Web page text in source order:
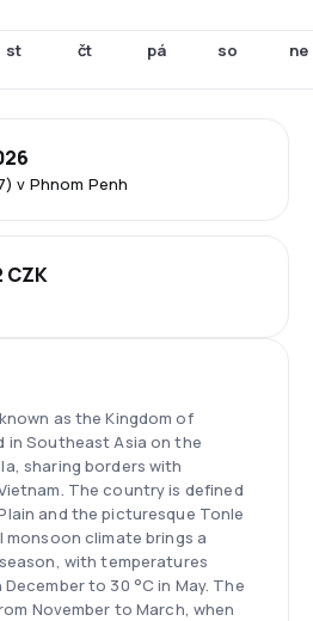
st čt pá so ne
v Phnom Penh
CZK
as the Kingdom of
in Southeast Asia on the
sharing borders with
The country is defined
and the picturesque Tonle
monsoon climate brings a
with temperatures
to 30 °C in May. The
November to March, when